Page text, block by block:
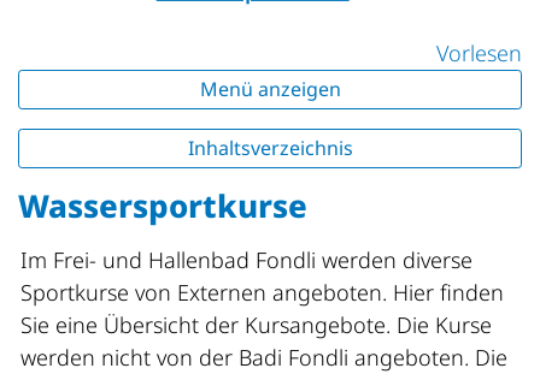
Vorlesen
Menü anzeigen
Inhaltsverzeichnis
Wassersportkurse
Im Frei- und Hallenbad Fondli werden diverse
Sportkurse von Externen angeboten. Hier finden
Sie eine Übersicht der Kursangebote. Die Kurse
werden nicht von der Badi Fondli angeboten. Die